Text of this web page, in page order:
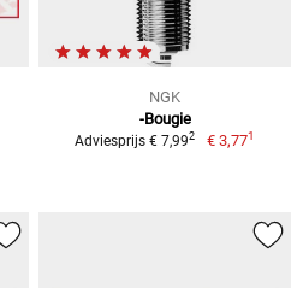
NGK
-Bougie
Adviesprijs € 7,992 € 3,771